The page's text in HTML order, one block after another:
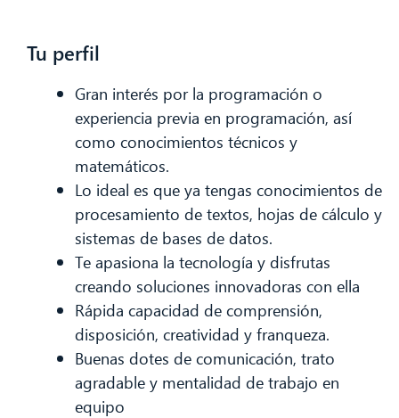
Tu perfil
Gran interés por la programación o
experiencia previa en programación, así
como conocimientos técnicos y
matemáticos.
Lo ideal es que ya tengas conocimientos de
procesamiento de textos, hojas de cálculo y
sistemas de bases de datos.
Te apasiona la tecnología y disfrutas
creando soluciones innovadoras con ella
Rápida capacidad de comprensión,
disposición, creatividad y franqueza.
Buenas dotes de comunicación, trato
agradable y mentalidad de trabajo en
equipo